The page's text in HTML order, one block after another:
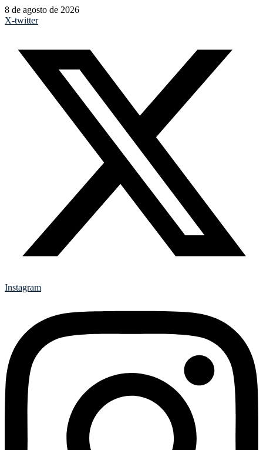
8 de agosto de 2026
X-twitter
Instagram